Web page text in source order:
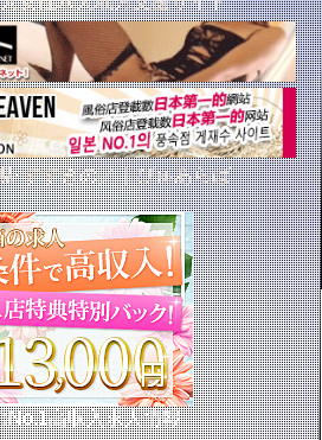
No.1高収入求人情報